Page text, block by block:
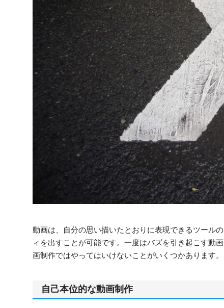
動画は、自分の思い描いたとおりに表現できるツール
ィを出すことが可能です。一度はバズを引き起こす動
画制作ではやってはいけないことがいくつかあります。
自己本位的な動画制作